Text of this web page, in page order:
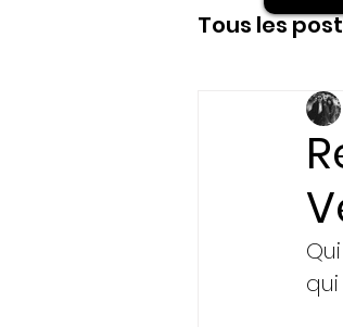
Tous les
Site